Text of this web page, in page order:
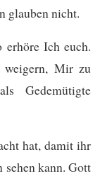
glauben nicht.
Ich euch.
weigern, Mir zu
Gedemütigte
hat, damit ihr
sehen kann. Gott